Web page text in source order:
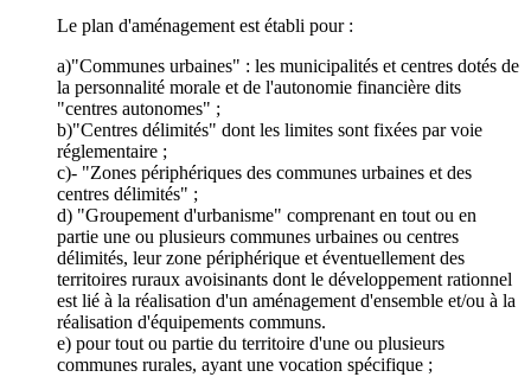
Le plan d'aménagement est établi pour :
a)"Communes urbaines" : les municipalités et centres dotés de
la personnalité morale et de l'autonomie financière dits
"centres autonomes" ;
b)"Centres délimités" dont les limites sont fixées par voie
réglementaire ;
c)- "Zones périphériques des communes urbaines et des
centres délimités" ;
d) "Groupement d'urbanisme" comprenant en tout ou en
partie une ou plusieurs communes urbaines ou centres
délimités, leur zone périphérique et éventuellement des
territoires ruraux avoisinants dont le développement rationnel
est lié à la réalisation d'un aménagement d'ensemble et/ou à la
réalisation d'équipements communs.
e) pour tout ou partie du territoire d'une ou plusieurs
communes rurales, ayant une vocation spécifique ;